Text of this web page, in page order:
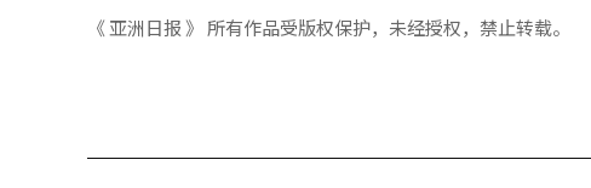
《 亚洲日报 》 所有作品受版权保护，未经授权，禁止转载。